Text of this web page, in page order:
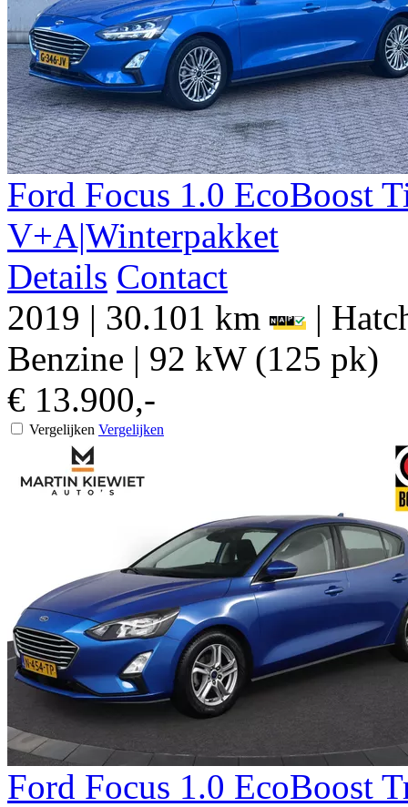
Ford Focus 1.0 EcoBoost
V+A|Winterpakket
Details Contact
2019 | 30.101 km |
Benzine | 92 kW (125 pk)
€ 13.900,-
Vergelijken Vergelijken
Ford Focus 1.0 EcoBoost